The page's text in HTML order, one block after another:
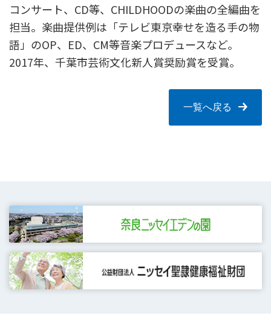
コンサート、CD等、CHILDHOODの楽曲の全編曲を
担当。楽曲提供例は「テレビ東京幸せを造る手の物
語」のOP、ED、CM等音楽プロデュースなど。
2017年、千葉市芸術文化新人賞奨励賞を受賞。
一覧へ戻る